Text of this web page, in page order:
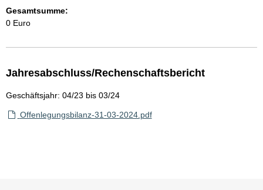
Gesamtsumme:
0 Euro
Jahresabschluss/Rechenschaftsbericht
Geschäftsjahr: 04/23 bis 03/24
Offenlegungsbilanz-31-03-2024.pdf